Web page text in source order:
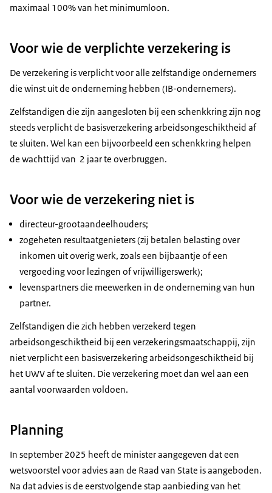
maximaal 100% van het minimumloon.
Voor wie de verplichte verzekering is
De verzekering is verplicht voor alle zelfstandige ondernemers
die winst uit de onderneming hebben (IB-ondernemers).
Zelfstandigen die zijn aangesloten bij een schenkkring zijn nog
steeds verplicht de basisverzekering arbeidsongeschiktheid af
te sluiten. Wel kan een bijvoorbeeld een schenkkring helpen
de wachttijd van 2 jaar te overbruggen.
Voor wie de verzekering niet is
directeur-grootaandeelhouders;
zogeheten resultaatgenieters (zij betalen belasting over
inkomen uit overig werk, zoals een bijbaantje of een
vergoeding voor lezingen of vrijwilligerswerk);
levenspartners die meewerken in de onderneming van hun
partner.
Zelfstandigen die zich hebben verzekerd tegen
arbeidsongeschiktheid bij een verzekeringsmaatschappij, zijn
niet verplicht een basisverzekering arbeidsongeschiktheid bij
het UWV af te sluiten. Die verzekering moet dan wel aan een
aantal voorwaarden voldoen.
Planning
In september 2025 heeft de minister aangegeven dat een
wetsvoorstel voor advies aan de Raad van State is aangeboden.
Na dat advies is de eerstvolgende stap aanbieding van het